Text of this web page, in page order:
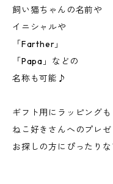
飼い猫ちゃんの名前や
イニシャルや
「Farther」
「Papa」などの
名称も可能♪
ギフト用にラッピングも
ねこ好きさんへのプレゼ
お探しの方にぴったり